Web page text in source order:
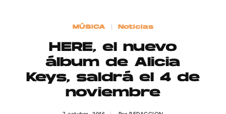
Contacto
Aviso Legal
MÚSICA Noticias
HERE, el nuevo
álbum de Alicia
Keys, saldrá el 4 de
noviembre